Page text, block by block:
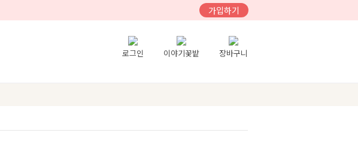
가입하기
로그인 이야기꽃밭 장바구니